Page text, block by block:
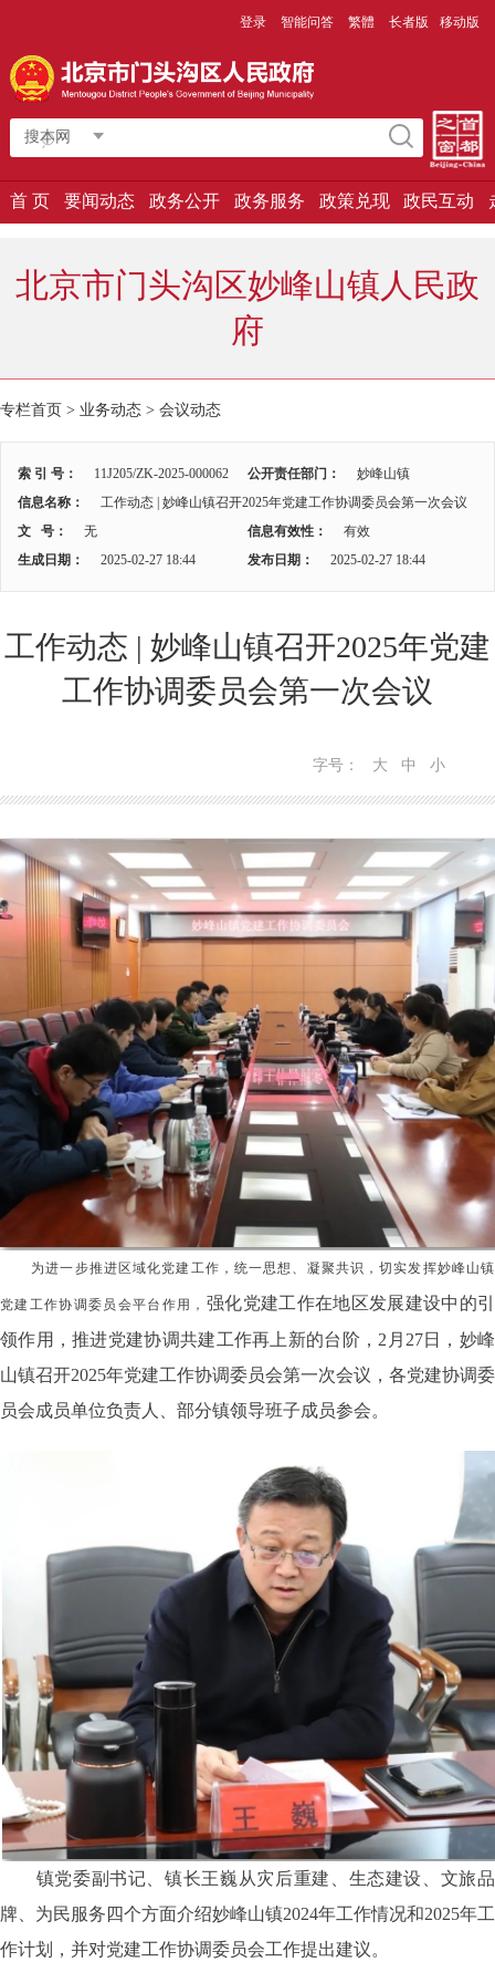
登录 智能问答 繁體 长者版 移动版
搜本网
首 页 要闻动态 政务公开 政务服务 政策兑现 政民互动
北京市门头沟区妙峰山镇人民政
府
专栏首页 > 业务动态 > 会议动态
索 引 号： 11J205/ZK-2025-000062 公开责任部门：
妙峰山镇
信息名称：
工作动态 | 妙峰山镇召开2025年党建工作协调委员会第一次会议
文 号：
无 信息有效性：
有效
生成日期：
2025-02-27 18:44 发布日期： 2025-02-27 18:44
工作动态 | 妙峰山镇召开2025年党建
工作协调委员会第一次会议
字号： 大 中 小
为进一步推进区域化党建工作， 统一思想、凝聚共识，切实发挥妙峰山镇
党建工作协调委员会平台作用， 强化党建工作在地区发展建设中的引
领作用，推进党建协调共建工作再上新的台阶，2月27日，妙峰
山镇召开2025年党建工作协调委员会第一次会议，各党建协调委
员会成员单位负责人、部分镇领导班子成员参会。
镇党委副书记、镇长王巍从灾后重建、生态建设、文旅品
牌、为民服务四个方面介绍妙峰山镇2024年工作情况和2025年工
作计划，并对党建工作协调委员会工作提出建议。